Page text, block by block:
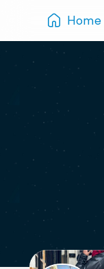
Home